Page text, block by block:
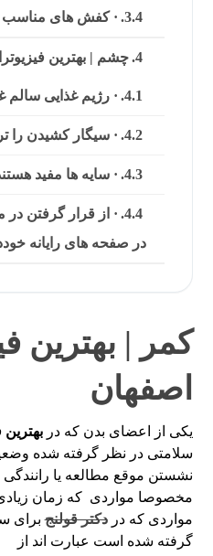
· کفش های مناسب
چشم | بهترین
· رژیم غذایی
· سیگار کشیدن را
· سایه ها مفید
· از قرار گرفتن
در صفحه های رایانه
کمر | بهترین
اصفهان
یکی از اعضای بدن که در
سلامتی در نظر گرفته شده
نشستن موقع مطالعه یا
مخصوصا مواردی که زمان زیادی
مواردی که دردکتر قولنجبرای
گرفته شده است عبارت اند از